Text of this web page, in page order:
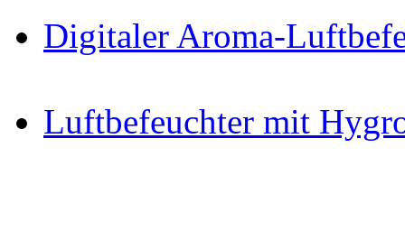
Digitaler Aroma-
Luftbefeuchter mit